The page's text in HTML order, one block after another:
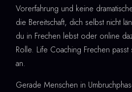
Vorerfahrung und keine
die Bereitschaft, dich selbst nicht
du in Frechen lebst oder online
Rolle. Life Coaching Frechen passt
an.
Gerade Menschen in